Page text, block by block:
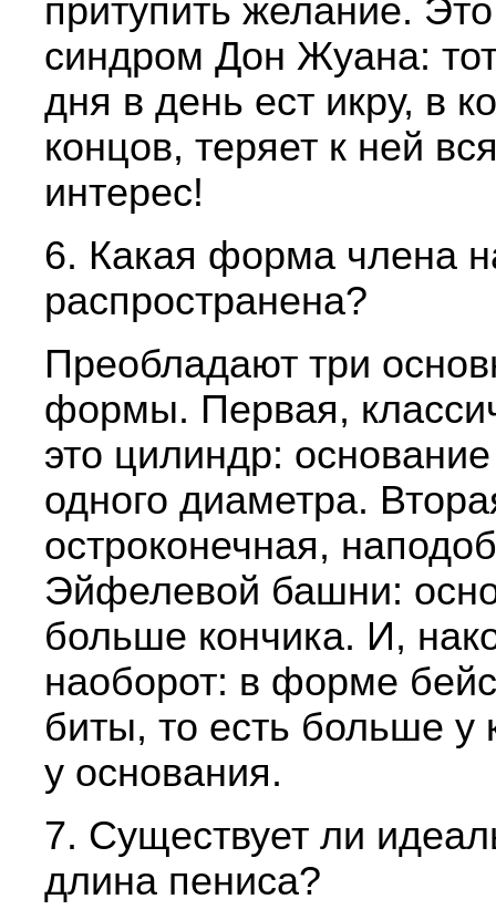
притупить желание.
синдром Дон Жуана:
дня в день ест икру, в
концов, теряет к ней
интерес!
6. Какая форма члена
распространена?
Преобладают три
формы. Первая,
это цилиндр:
одного диаметра.
остроконечная,
Эйфелевой башни:
больше кончика. И,
наоборот: в форме
биты, то есть больше у
у основания.
7. Существует ли
длина пениса?